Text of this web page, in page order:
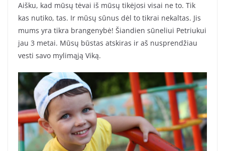
Aišku, kad mūsų tėvai iš mūsų tikėjosi visai ne to. Tik
kas nutiko, tas. Ir mūsų sūnus dėl to tikrai nekaltas. Jis
mums yra tikra brangenybė! Šiandien sūneliui Petriukui
jau 3 metai. Mūsų būstas atskiras ir aš nusprendžiau
vesti savo mylimąją Viką.